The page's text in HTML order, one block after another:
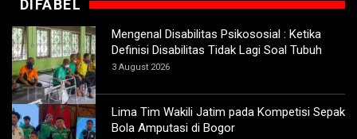
DIFABEL
Mengenal Disabilitas Psikososial : Ketika
Definisi Disabilitas Tidak Lagi Soal Tubuh
3 August 2026
Lima Tim Wakili Jatim pada Kompetisi Sepak
Bola Amputasi di Bogor